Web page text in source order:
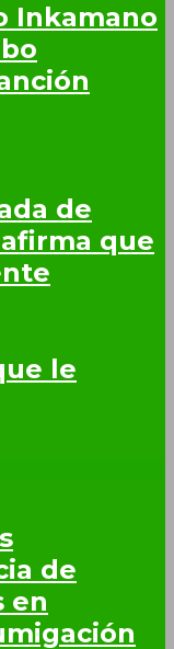
Inkamano
de
que
le
de
en